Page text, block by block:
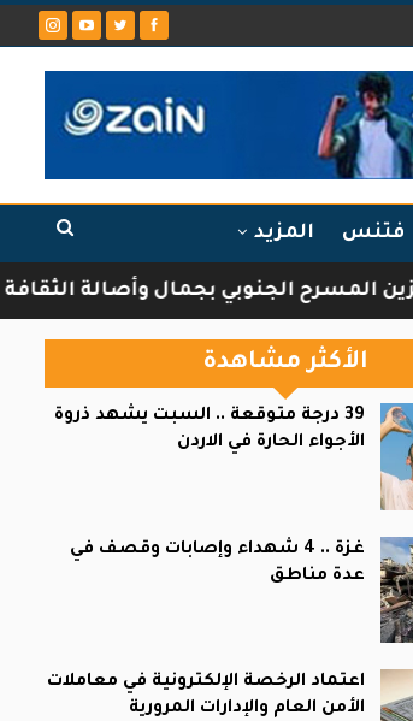
فتنس المزيد
بجمال وأصالة الثقافة الشركسية
الأكثر مشاهدة
39 درجة متوقعة .. السبت يشهد ذروة
الأجواء الحارة في الاردن
غزة .. 4 شهداء وإصابات وقصف في
عدة مناطق
اعتماد الرخصة الإلكترونية في معاملات
الأمن العام والإدارات المرورية